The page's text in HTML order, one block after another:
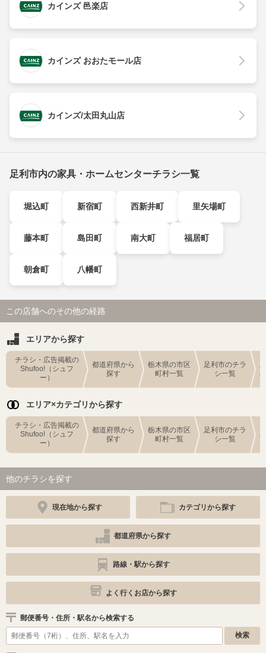
カインズ 邑楽店
カインズ おおたモール店
カインズ/太田丸山店
足利市内の家具・ホームセンターチラシ一覧
堀込町 新宿町 西新井町 里矢場町
藤本町 島田町 南大町 福居町
朝倉町 八幡町
この店舗へのその他の経路
エリアから探す
チラシ・広告掲載の
Shufoo!（シュフ
ー）
都道府県から
探す
栃木県の市区
町村一覧
足利市のチラ
シ一覧
エリア×カテゴリから探す
チラシ・広告掲載の
Shufoo!（シュフ
ー）
都道府県から
探す
栃木県の市区
町村一覧
足利市のチラ
シ一覧
他のチラシを探す
現在地から探す カテゴリから探す
都道府県から探す
路線・駅から探す
よく行くお店から探す
郵便番号・住所・駅名から検索する